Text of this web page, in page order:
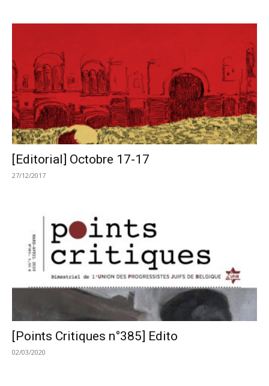
[Editorial] Octobre 17-17
27/12/2017
[Points Critiques n°385] Edito
02/03/2020